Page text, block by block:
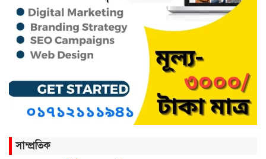
সিলেট ওসমানী আন্তর্জাতিক
বিমানবন্দরে সংবর্ধিত হলেন আওলাদ
আলী রেজা
নতুন জেলা প্রশাসকের যোগদান,
সাম্প্রতিক